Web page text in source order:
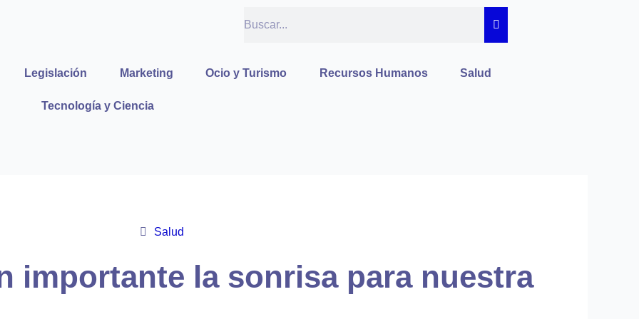
Legislación Marketing Ocio y Turismo Recursos Humanos Salud
Tecnología y Ciencia
Salud
importante la sonrisa para nuestra